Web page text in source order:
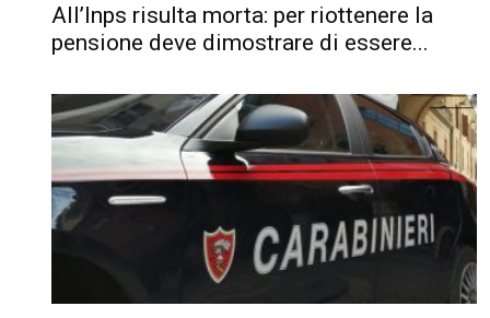
All’Inps risulta morta: per riottenere la
pensione deve dimostrare di essere...